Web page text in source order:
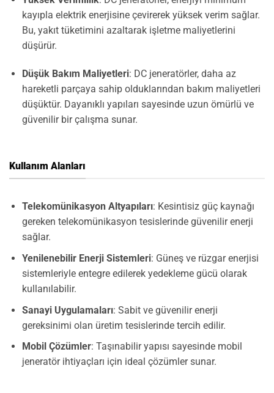
kayıpla elektrik enerjisine çevirerek yüksek verim sağlar.
Bu, yakıt tüketimini azaltarak işletme maliyetlerini
düşürür.
Düşük Bakım Maliyetleri: DC jeneratörler, daha az
hareketli parçaya sahip olduklarından bakım maliyetleri
düşüktür. Dayanıklı yapıları sayesinde uzun ömürlü ve
güvenilir bir çalışma sunar.
Kullanım Alanları
Telekomünikasyon Altyapıları: Kesintisiz güç kaynağı
gereken telekomünikasyon tesislerinde güvenilir enerji
sağlar.
Yenilenebilir Enerji Sistemleri: Güneş ve rüzgar enerjisi
sistemleriyle entegre edilerek yedekleme gücü olarak
kullanılabilir.
Sanayi Uygulamaları: Sabit ve güvenilir enerji
gereksinimi olan üretim tesislerinde tercih edilir.
Mobil Çözümler: Taşınabilir yapısı sayesinde mobil
jeneratör ihtiyaçları için ideal çözümler sunar.